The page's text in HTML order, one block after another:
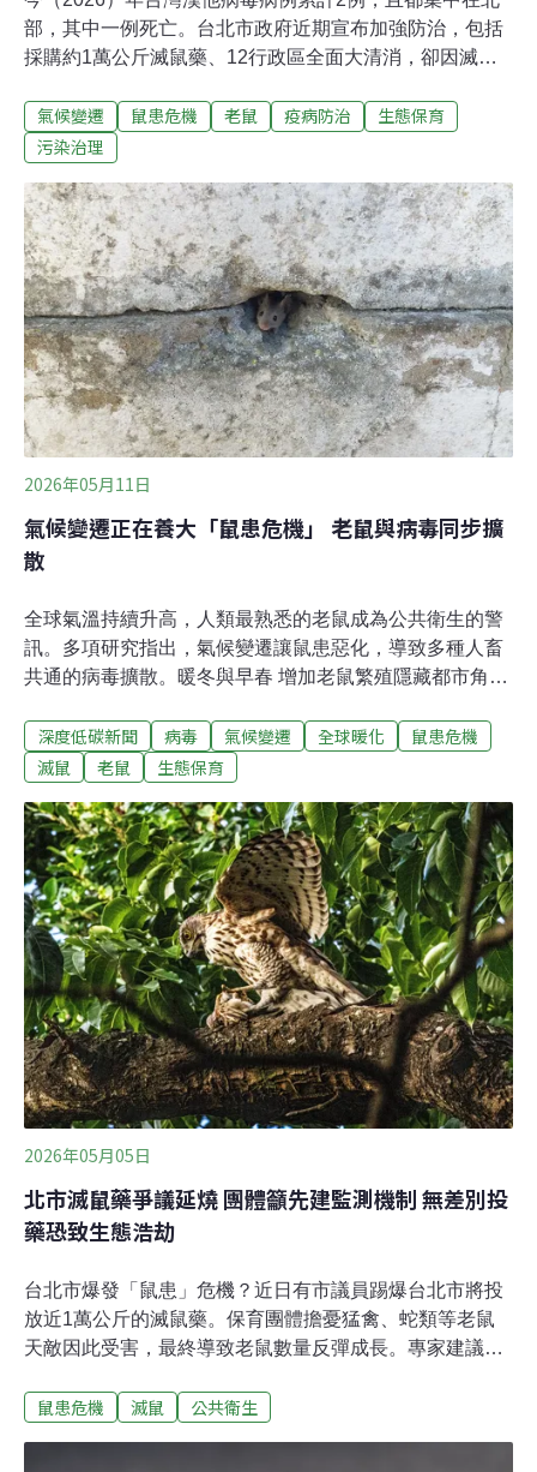
部，其中一例死亡。台北市政府近期宣布加強防治，包括
採購約1萬公斤滅鼠藥、12行政區全面大清消，卻因滅鼠
方說法，與公衛專家觀點，以Q&A方式回答常見的鼠害及
鼠藥問題。Q1.最近老鼠真的變多了嗎？台北市今年初發
影音平台發布鼠蹤畫面，北市府也啟動鼠類防治精進計
畫。儘管民眾、民代與民間團體反應「見鼠率」提高，但
實際上老鼠族群數量到底有沒有增加？目前台灣並沒有普
遍性的老鼠數量監測系統，難以證明全台鼠類族群是否有
增加。台大公共衛生學院特聘教授詹長權表示，因為沒有
全國一致性的監測機制，大眾的討論都是建立在民眾體感
的「見鼠率」來判斷，但透過民眾回報的方式非常被動，
也很容易低估整體族群數量。詹長權強調，希望可以參考
國外城市例如紐約的經驗，利用遙測設備與AI
氣候變遷 鼠患危機 老鼠 疫病防治
生態保育
污染治理
2026年05月11日
氣候變遷正在養大「鼠患危機」 老鼠與病毒同步擴
散
全球氣溫持續升高，人類最熟悉的老鼠成為公共衛生的警
訊。多項研究指出，氣候變遷讓鼠患惡化，導致多種人畜
共通的病毒擴散。暖冬與早春 增加老鼠繁殖隱藏都市角落
的老鼠通報資料來判斷老鼠數量的變化，結果發現，11座
城市的老鼠投訴都明顯增加。前四大分別是美國華盛頓特
特丹最明顯。這份研究於2025年刊登於科學期刊
《Science Advances》。
深度低碳新聞 病毒 氣候變遷 全球暖化
鼠患危機
滅鼠
老鼠 生態保育
2026年05月05日
北市滅鼠藥爭議延燒 團體籲先建監測機制 無差別投
藥恐致生態浩劫
台北市爆發「鼠患」危機？近日有市議員踢爆台北市將投
放近1萬公斤的滅鼠藥。保育團體擔憂猛禽、蛇類等老鼠
天敵因此受害，最終導致老鼠數量反彈成長。專家建議，
制，加強環境衛生管理，確保老鼠族群數量波動可控。防
鼠患危機 滅鼠 公共衛生